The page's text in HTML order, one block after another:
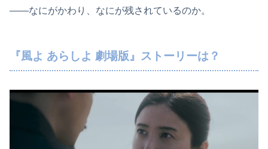
――なにがかわり、なにが残されているのか。
『風よ あらしよ 劇場版』ストーリーは？